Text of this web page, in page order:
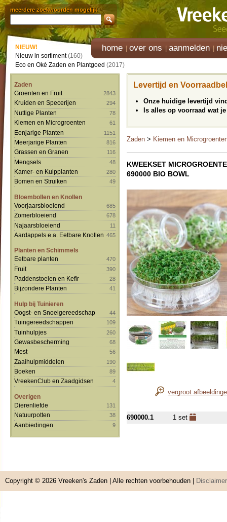
meerdere zoekwoorden mogelijk
home over ons aanmelden
NIEUW!
Nieuw in sortiment(160)
Eco en Oké Zaden en Plantgoed (2017)
Zaden
Groenten en Fruit
2843
Kruiden en Specerijen 294
Nuttige Planten 78
Kiemen en Microgroenten 61
Eenjarige Planten 1151
Meerjarige Planten 816
Grassen en Granen 116
Mengsels 48
Kamer- en Kuipplanten 280
Bomen en Struiken 49
Bloembollen en Knollen
Voorjaarsbloeiend
685
Zomerbloeiend 678
Najaarsbloeiend 11
Aardappels e.a. Eetbare Knollen 465
Planten en Schimmels
Eetbare planten
470
Fruit 390
Paddenstoelen en Kefir 28
Bijzondere Planten 41
Hulp bij Tuinieren
Oogst- en Snoeigereedschap
44
Tuingereedschappen 109
Tuinhulpjes 260
Gewasbescherming 68
Mest 56
Zaaihulpmiddelen 190
Boeken 89
VreekenClub en Zaadgidsen 4
Overigen
Dierenliefde
131
Natuurpotten 38
Aanbiedingen 9
Levertijd en
Onze huidige levertijd
Is alles op voorraad wat
Zaden > Kiemen en
KWEEKSET
690000 BIO BOWL
vergroot
690000.1 1 set
Copyright © 2026 Vreeken's Zaden | Alle rechten voorbehouden | Disclaimer